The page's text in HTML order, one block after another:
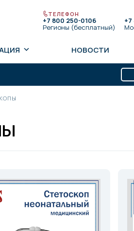
ТЕЛЕФОН
+7 800 250-0106
Регионы (бесплатный)
+7
НОВОСТИ